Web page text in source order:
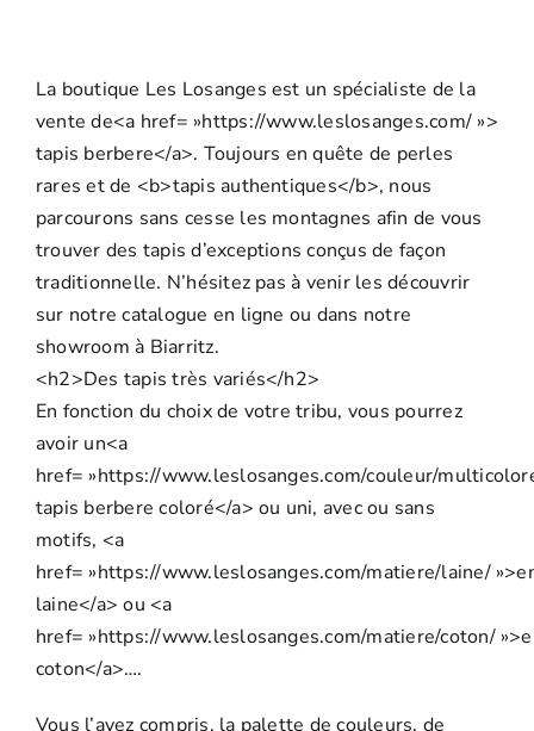
La boutique Les Losanges est un spécialiste de la
vente de<a href= »https://www.leslosanges.com/ »>
tapis berbere</a>. Toujours en quête de perles
rares et de <b>tapis authentiques</b>, nous
parcourons sans cesse les montagnes afin de vous
trouver des tapis d’exceptions conçus de façon
traditionnelle. N’hésitez pas à venir les découvrir
sur notre catalogue en ligne ou dans notre
showroom à Biarritz.
<h2>Des tapis très variés</h2>
En fonction du choix de votre tribu, vous pourrez
avoir un<a
href= »https://www.leslosanges.com/couleur/
tapis berbere coloré</a> ou uni, avec ou sans
motifs, <a
href= »https://www.leslosanges.com/matiere/laine/
laine</a> ou <a
href= »https://www.leslosanges.com/matiere/coton/
coton</a>….
Vous l’avez compris, la palette de couleurs, de